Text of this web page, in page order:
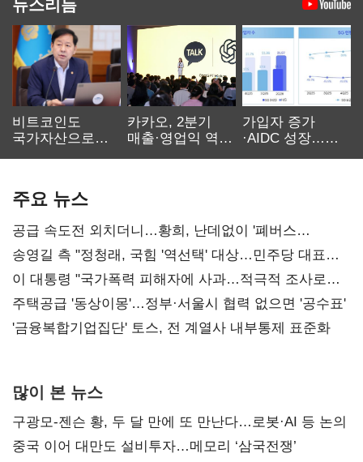
비트코인도
국가자산으로…'
카카오, 2분기
매출·영업익 역대
가입자 증가
·AIDC 성장…
주요 뉴스
공급 속도전 외치더니…황희, 난데없이 '폐버스
리모델링' 제안
송영길 측 "정청래, 국힘 '역선택' 대상…민주당 대표로
총선 지휘 못해"
이 대통령 "국가폭력 피해자에 사과…적극적 조사로
진실 밝혀야"
주택공급 '동상이몽'…정부·서울시 협력 없으면 '공수표'
'금융복합기업집단' 토스, 전 계열사 내부통제 표준화
많이 본 뉴스
구광모-젠슨 황, 두 달 만에 또 만난다…로봇·AI 등 논의
중국 이어 대만도 설비투자…메모리 ‘삼국전쟁’